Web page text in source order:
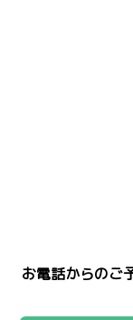
お電話からのご